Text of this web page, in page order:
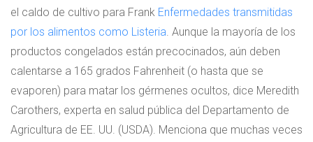
el caldo de cultivo para Frank Enfermedades transmitidas
por los alimentos como Listeria. Aunque la mayoría de los
productos congelados están precocinados, aún deben
calentarse a 165 grados Fahrenheit (o hasta que se
evaporen) para matar los gérmenes ocultos, dice Meredith
Carothers, experta en salud pública del Departamento de
Agricultura de EE. UU. (USDA). Menciona que muchas veces